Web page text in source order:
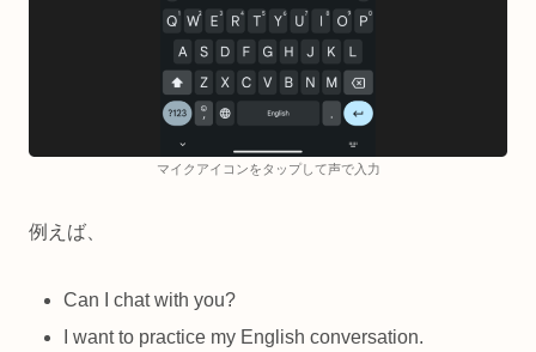
マイクアイコンをタップして声で入力
例えば、
Can I chat with you?
I want to practice my English conversation.